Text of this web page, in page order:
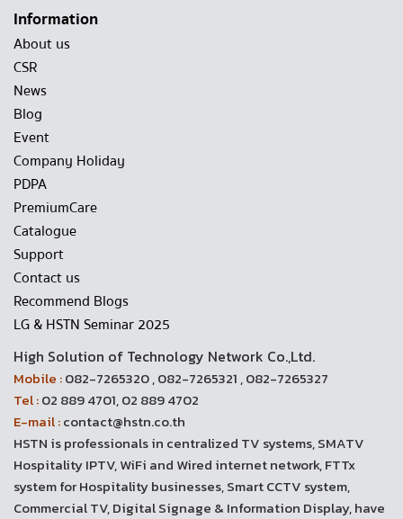
Information
About us
CSR
News
Blog
Event
Company Holiday
PDPA
PremiumCare
Catalogue
Support
Contact us
Recommend Blogs
LG & HSTN Seminar 2025
High Solution of Technology Network Co.,Ltd.
Mobile :082-7265320 , 082-7265321 , 082-7265327
Tel :02 889 4701, 02 889 4702
E-mail :contact@hstn.co.th
HSTN is professionals in centralized TV systems, SMATV
Hospitality IPTV, WiFi and Wired internet network, FTTx
system for Hospitality businesses, Smart CCTV system,
Commercial TV, Digital Signage & Information Display, have